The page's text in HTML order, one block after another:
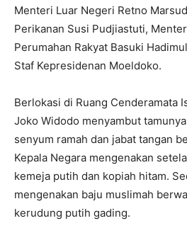
Menteri Luar Negeri Retno
Perikanan Susi Pudjiastuti,
Perumahan Rakyat Basuki
Staf Kepresidenan Moeldoko.
Berlokasi di Ruang Cenderamata
Joko Widodo menyambut
senyum ramah dan jabat tangan
Kepala Negara mengenakan
kemeja putih dan kopiah hitam.
mengenakan baju muslimah
kerudung putih gading.